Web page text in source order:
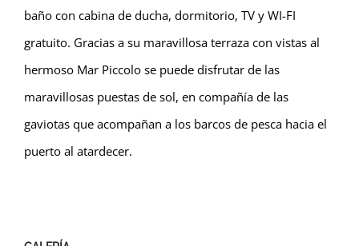
baño con cabina de ducha, dormitorio, TV y WI-FI
gratuito. Gracias a su maravillosa terraza con vistas al
hermoso Mar Piccolo se puede disfrutar de las
maravillosas puestas de sol, en compañía de las
gaviotas que acompañan a los barcos de pesca hacia el
puerto al atardecer.